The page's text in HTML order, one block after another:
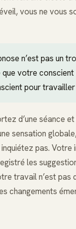
vous ne vous
n’est pas un
que votre
pour
d’une séance
sensation
pas. Votre
les
travail n’est pas
changements